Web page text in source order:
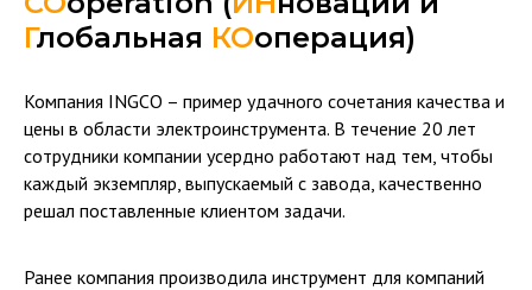
Глобальная КОоперация)
Компания INGCO – пример удачного сочетания качества и
цены в области электроинструмента. В течение 20 лет
сотрудники компании усердно работают над тем, чтобы
каждый экземпляр, выпускаемый с завода, качественно
решал поставленные клиентом задачи.
Ранее компания производила инструмент для компаний